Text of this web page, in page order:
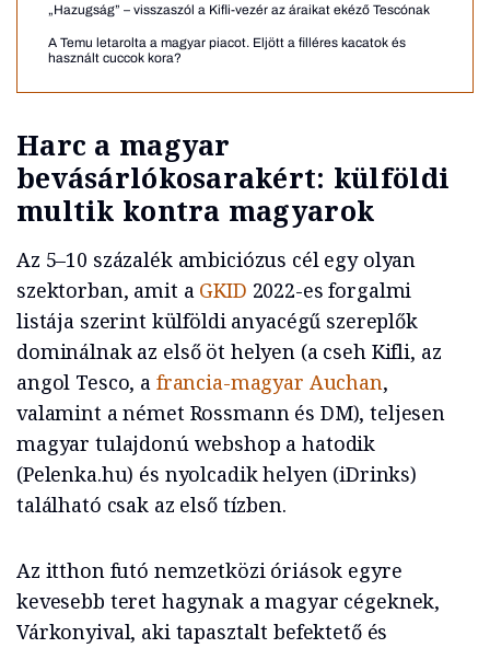
„Hazugság” – visszaszól a Kifli-vezér az áraikat ekéző Tescónak
A Temu letarolta a magyar piacot. Eljött a filléres kacatok és
használt cuccok kora?
Harc a magyar
bevásárlókosarakért: külföldi
multik kontra magyarok
Az 5–10 százalék ambiciózus cél egy olyan
szektorban, amit a GKID 2022-es forgalmi
listája szerint külföldi anyacégű szereplők
dominálnak az első öt helyen (a cseh Kifli, az
angol Tesco, a francia-magyar Auchan,
valamint a német Rossmann és DM), teljesen
magyar tulajdonú webshop a hatodik
(Pelenka.hu) és nyolcadik helyen (iDrinks)
található csak az első tízben.
Az itthon futó nemzetközi óriások egyre
kevesebb teret hagynak a magyar cégeknek,
Várkonyival, aki tapasztalt befektető és